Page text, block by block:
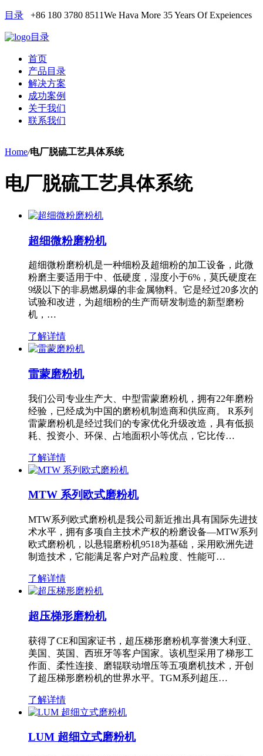
目录 +86 180 3780 8511We Hava More 35 Years Of Expeiences
目录
首页
产品目录
解决方案
成功案例
关于我们
联系我们
Home/电厂脱硫工艺具体系统
电厂脱硫工艺具体系统
超细微粉磨粉机
超细微粉磨粉机是一种细粉及超细粉的加工设备，此微
粉磨主要适用于中、低硬度，湿度小于6%，莫氏硬度在
9级以下的非易燃易爆的非金属物料。它是经过20多次的
试验和改进，为超细粉的生产而研发制造的新型磨粉
机，…
了解详情
雷蒙磨粉机
我们公司专业生产大、中型雷蒙磨粉机，拥有22年磨粉
经验，已经成为中国的磨粉机制造商和供应商。 R系列
雷蒙磨粉机是经过我们的专家优化升级改造，具有低损
耗、投资小、环保、占地面积小等优点，它比传…
了解详情
MTW 系列欧式磨粉机
MTW系列欧式磨粉机是我公司新近推出具有国际先进技
术水平，拥有多项自主技术产权的粉磨设备—MTW系列
欧式磨粉机，以悬辊磨粉机9518为基础，采用欧洲先进
制造技术，它能满足客户对产品粒度、性能可…
了解详情
超压梯形磨粉机
获得了CE和国家证书，超压梯形磨粉机享誉澳大利亚、
美国、英国、西班牙等客户国家。该机型采用了梯形工
作面、柔性连接、磨辊联动增压等五项磨机技术，开创
了超压梯形磨粉机的世界水平。TGM系列超压…
了解详情
LUM 超细立式磨粉机